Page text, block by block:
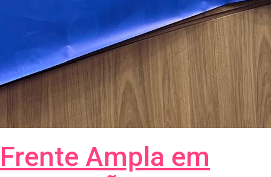
Frente Ampla em